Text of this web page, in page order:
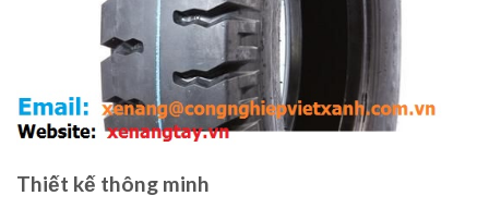
Thiết kế thông minh